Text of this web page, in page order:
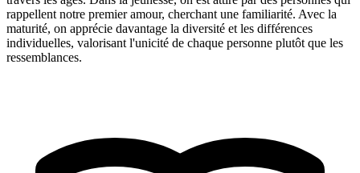
rappellent notre premier amour, cherchant une familiarité. Avec la
maturité, on apprécie davantage la diversité et les différences
individuelles, valorisant l'unicité de chaque personne plutôt que les
ressemblances.